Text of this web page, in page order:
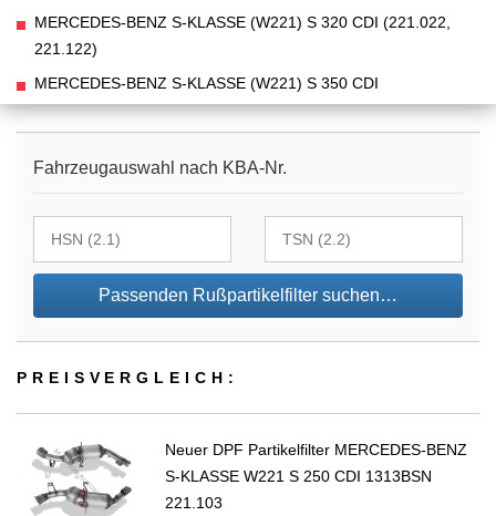
MERCEDES-BENZ S-KLASSE (W221) S 320 CDI (221.022,
221.122)
MERCEDES-BENZ S-KLASSE (W221) S 350 CDI
Fahrzeugauswahl nach KBA-Nr.
Passenden Rußpartikelfilter suchen…
PREIS­VER­GLEICH:
Neuer DPF Partikelfilter MERCEDES-BENZ
S-KLASSE W221 S 250 CDI 1313BSN
221.103